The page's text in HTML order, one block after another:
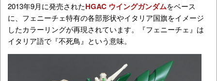
2013年9月に発売されたHGAC ウイングガンダムをベース
に、フェニーチェ特有の各部形状やイタリア国旗をイメージ
したカラーリングが再現されています。『フェニーチェ』は
イタリア語で『不死鳥』という意味。